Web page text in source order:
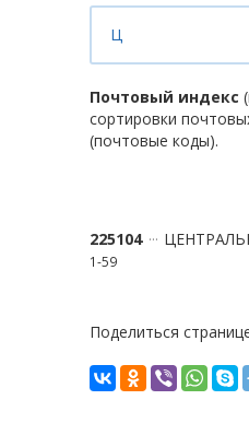
Ц
Почтовый индекс
сортировки
(почтовые коды).
225104
1-59
Поделиться